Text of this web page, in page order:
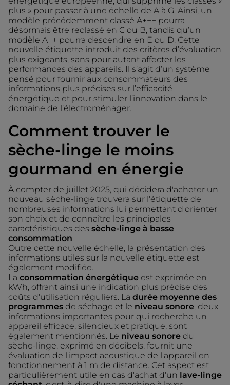
plus » pour passer à une échelle de A à G. Ainsi, un
modèle précédemment classé A+++ pourra
désormais être reclassé en C ou B, tandis qu’un
modèle A++ pourra descendre en E ou D. Cette
nouvelle étiquette introduit des critères d’évaluation
plus exigeants, sans pour autant affecter les
performances des appareils. Il s’agit d’un système
pensé pour fournir aux consommateurs des
informations plus précises sur l’efficacité
énergétique et pour stimuler l’innovation dans le
domaine de l’électroménager.
Comment trouver le
sèche-linge le moins
gourmand en énergie
À compter de juillet 2025, qui décidera d'acheter un
nouveau sèche-linge trouvera sur l'étiquette de
nombreuses informations lui permettant d'orienter
son choix et de connaître les principales
caractéristiques des sèche-linge à basse
consommation.
Outre cette nouvelle échelle, la présentation des
informations utiles sur la nouvelle étiquette est
également modifiée.
La consommation énergétique est exprimée en
kWh, offrant ainsi une indication plus précise des
coûts d'utilisation réguliers. La durée moyenne des
programmes de séchage et le niveau sonore , deux
informations importantes pour qui recherche un
appareil efficace, silencieux et pratique, sont
également mentionnés. Le niveau sonore du
sèche-linge, exprimé en décibels, fournit une
évaluation de l'impact acoustique de l'appareil en
fonctionnement à 1 m de distance. Cet aspect est
particulièrement utile en cas d'achat d'un lave-linge